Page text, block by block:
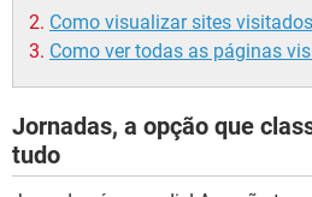
Como visualizar sites
Como ver todas as páginas
Jornadas, a opção que
tudo